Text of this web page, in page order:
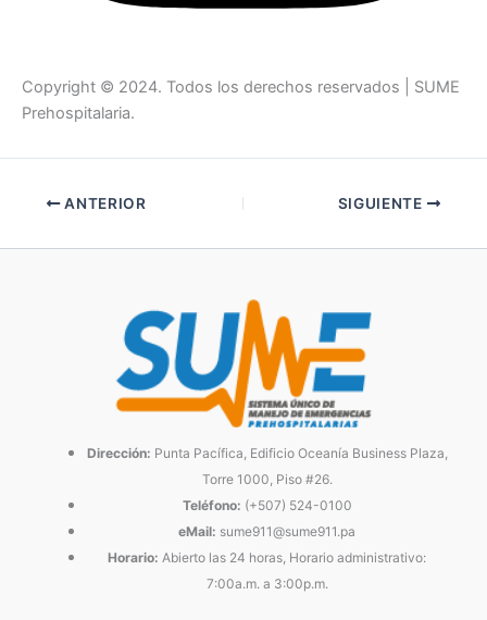
Copyright © 2024. Todos los derechos reservados | SUME
Prehospitalaria.
ANTERIOR SIGUIENTE
Dirección: Punta Pacífica, Edificio Oceanía Business Plaza,
Torre 1000, Piso #26.
Teléfono: (+507) 524-0100
eMail: sume911@sume911.pa
Horario: Abierto las 24 horas, Horario administrativo:
7:00a.m. a 3:00p.m.